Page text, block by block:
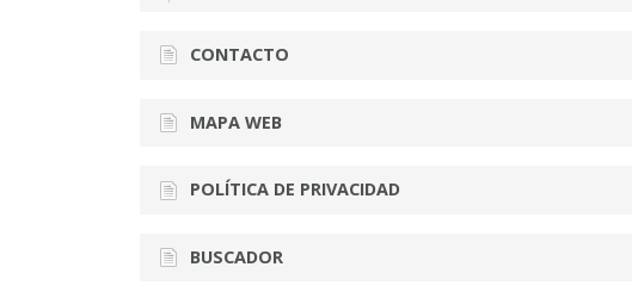
CONTACTO
MAPA WEB
POLÍTICA DE PRIVACIDAD
BUSCADOR